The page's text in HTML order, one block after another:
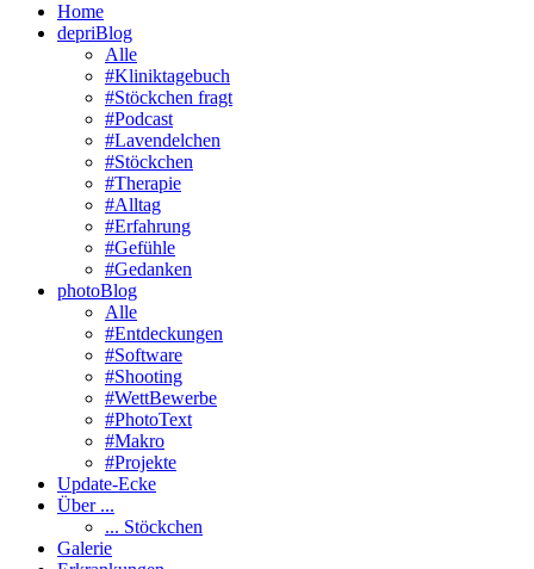
Home
depriBlog
Alle
#Kliniktagebuch
#Stöckchen fragt
#Podcast
#Lavendelchen
#Stöckchen
#Therapie
#Alltag
#Erfahrung
#Gefühle
#Gedanken
photoBlog
Alle
#Entdeckungen
#Software
#Shooting
#WettBewerbe
#PhotoText
#Makro
#Projekte
Update-Ecke
Über ...
... Stöckchen
Galerie